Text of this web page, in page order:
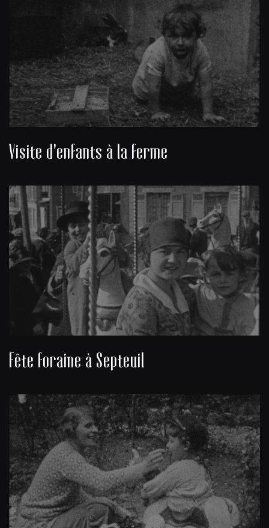
Visite d'enfants à la ferme
Fête foraine à Septeuil